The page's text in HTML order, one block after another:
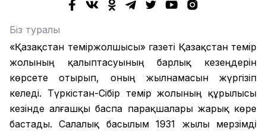
Біз туралы
«Қазақстан теміржолшысы» газеті Қазақстан темір
жолының қалыптасуының барлық кезеңдерін
көрсете отырып, оның жылнамасын жүргізіп
келеді. Түркістан-Сібір темір жолының құрылысы
кезінде алғашқы баспа парақшалары жарық көре
бастады. Салалық басылым 1931 жылы мерзімді